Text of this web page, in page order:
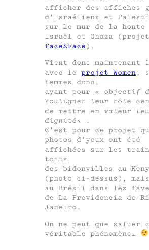
afficher des affiches
d’Israéliens et
sur le mur de la honte
Israël et Ghaza (projet
Face2Face ).
Vient donc maintenant
avec le projet Women,
femmes donc,
ayant pour « objectif
souligner leur rôle
de mettre en valeur
dignité« .
C’est pour ce projet
photos d’yeux ont été
affichées sur les
toits
des bidonvilles au
(photo ci-dessus),
au Brésil dans les
de La Providencia de
Janeiro.
On ne peut que saluer
véritable phénomène…